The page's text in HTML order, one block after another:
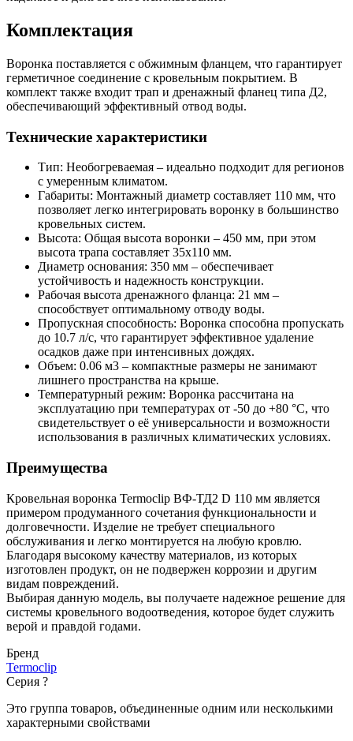
Комплектация
Воронка поставляется с обжимным фланцем, что гарантирует
герметичное соединение с кровельным покрытием. В
комплект также входит трап и дренажный фланец типа Д2,
обеспечивающий эффективный отвод воды.
Технические характеристики
Тип: Необогреваемая – идеально подходит для регионов
с умеренным климатом.
Габариты: Монтажный диаметр составляет 110 мм, что
позволяет легко интегрировать воронку в большинство
кровельных систем.
Высота: Общая высота воронки – 450 мм, при этом
высота трапа составляет 35х110 мм.
Диаметр основания: 350 мм – обеспечивает
устойчивость и надежность конструкции.
Рабочая высота дренажного фланца: 21 мм –
способствует оптимальному отводу воды.
Пропускная способность: Воронка способна пропускать
до 10.7 л/с, что гарантирует эффективное удаление
осадков даже при интенсивных дождях.
Объем: 0.06 м3 – компактные размеры не занимают
лишнего пространства на крыше.
Температурный режим: Воронка рассчитана на
эксплуатацию при температурах от -50 до +80 °С, что
свидетельствует о её универсальности и возможности
использования в различных климатических условиях.
Преимущества
Кровельная воронка Termoclip ВФ-ТД2 D 110 мм является
примером продуманного сочетания функциональности и
долговечности. Изделие не требует специального
обслуживания и легко монтируется на любую кровлю.
Благодаря высокому качеству материалов, из которых
изготовлен продукт, он не подвержен коррозии и другим
видам повреждений.
Выбирая данную модель, вы получаете надежное решение для
системы кровельного водоотведения, которое будет служить
верой и правдой годами.
Бренд
Termoclip
Серия ?
Это группа товаров, объединенные одним или несколькими
характерными свойствами